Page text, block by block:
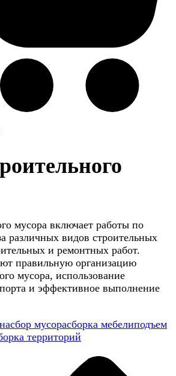
мусора включает работы по
различных видов строительных
и ремонтных работ.
правильную организацию
мусора, использование
и эффективное выполнение
сбор мусорасборка мебелиподъем
территорий